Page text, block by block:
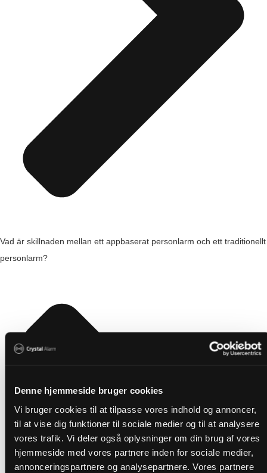
Denne hjemmeside bruger cookies
Vi bruger cookies til at tilpasse vores indhold og annoncer,
til at vise dig funktioner til sociale medier og til at analysere
vores trafik. Vi deler også oplysninger om din brug af vores
hjemmeside med vores partnere inden for sociale medier,
annonceringspartnere og analysepartnere. Vores partnere
Vad är skillnaden mellan ett appbaserat personlarm och ett traditionellt
personlarm?